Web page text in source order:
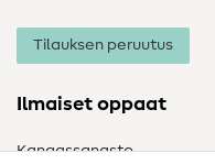
Tilauksen peruutus
Ilmaiset oppaat
Kangassanasto